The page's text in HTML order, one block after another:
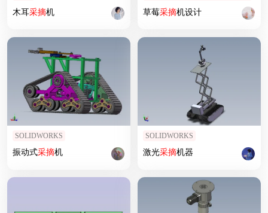
木耳采摘机 草莓采摘机设计
SOLIDWORKS
振动式采摘机
SOLIDWORKS
激光采摘机器